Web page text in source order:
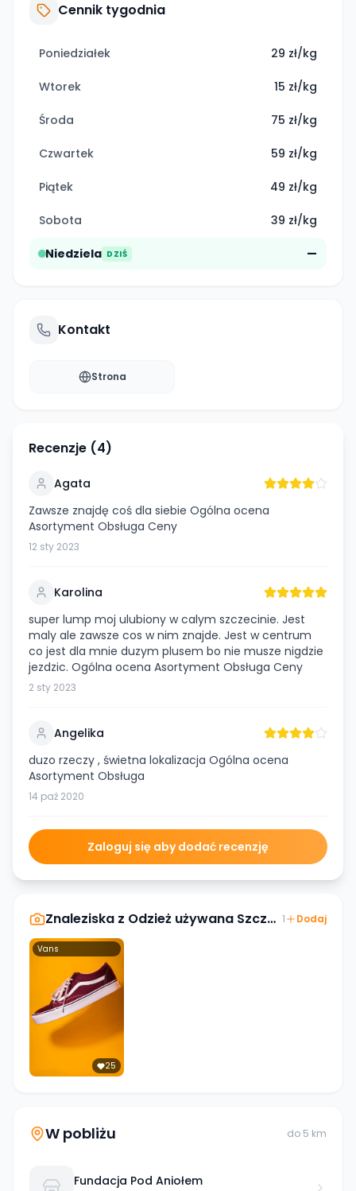
Cennik tygodnia
Poniedziałek 29 zł/kg
Wtorek 15 zł/kg
Środa 75 zł/kg
Czwartek 59 zł/kg
Piątek 49 zł/kg
Sobota 39 zł/kg
Niedziela DZIŚ —
Kontakt
Strona
Recenzje (4)
Agata
Zawsze znajdę coś dla siebie Ogólna ocena
Asortyment Obsługa Ceny
12 sty 2023
Karolina
super lump moj ulubiony w calym szczecinie. Jest
maly ale zawsze cos w nim znajde. Jest w centrum
co jest dla mnie duzym plusem bo nie musze nigdzie
jezdzic. Ogólna ocena Asortyment Obsługa Ceny
2 sty 2023
Angelika
duzo rzeczy , świetna lokalizacja Ogólna ocena
Asortyment Obsługa
14 paź 2020
Zaloguj się aby dodać recenzję
Znaleziska z Odzież używana Szczecin Wyszyńskiego 1 Dodaj
25
Vans
W pobliżu do 5 km
Fundacja Pod Aniołem